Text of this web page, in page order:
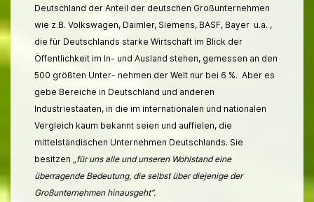
Deutschland der Anteil der deutschen Großunternehmen
wie z.B. Volkswagen, Daimler, Siemens, BASF, Bayer u.a. ,
die für Deutschlands starke Wirtschaft im Blick der
Öffentlichkeit im In- und Ausland stehen, gemessen an den
500 größten Unter- nehmen der Welt nur bei 6 %. Aber es
gebe Bereiche in Deutschland und anderen
Industriestaaten, in die im internationalen und nationalen
Vergleich kaum bekannt seien und auffielen, die
mittelständischen Unternehmen Deutschlands. Sie
besitzen „ für uns alle und unseren Wohlstand eine
überragende Bedeutung, die selbst über diejenige der
Großunternehmen hinausgeht“.